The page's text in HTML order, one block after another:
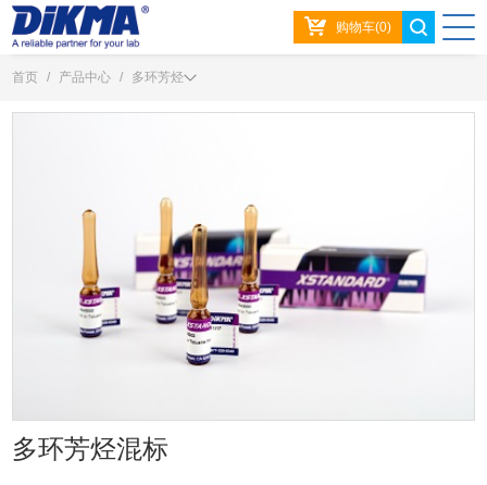
购物车(0)
首页 / 产品中心 / 多环芳烃
多环芳烃混标